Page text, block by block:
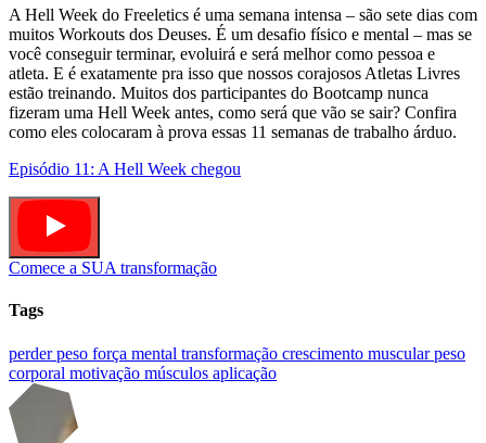
A Hell Week do Freeletics é uma semana intensa – são sete dias com
muitos Workouts dos Deuses. É um desafio físico e mental – mas se
você conseguir terminar, evoluirá e será melhor como pessoa e
atleta. E é exatamente pra isso que nossos corajosos Atletas Livres
estão treinando. Muitos dos participantes do Bootcamp nunca
fizeram uma Hell Week antes, como será que vão se sair? Confira
como eles colocaram à prova essas 11 semanas de trabalho árduo.
Episódio 11: A Hell Week chegou
Comece a SUA transformação
Tags
perder peso força mental transformação crescimento muscularpeso
corporal motivação músculos aplicação